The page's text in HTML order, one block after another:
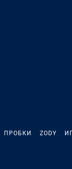
ПРОБКИ ZODY